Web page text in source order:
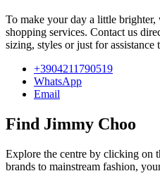
To make your day a little
shopping services. Contact us
sizing, styles or just for assistance
+3904211790519
WhatsApp
Email
Find Jimmy Choo
Explore the centre by clicking on
brands to mainstream fashion,